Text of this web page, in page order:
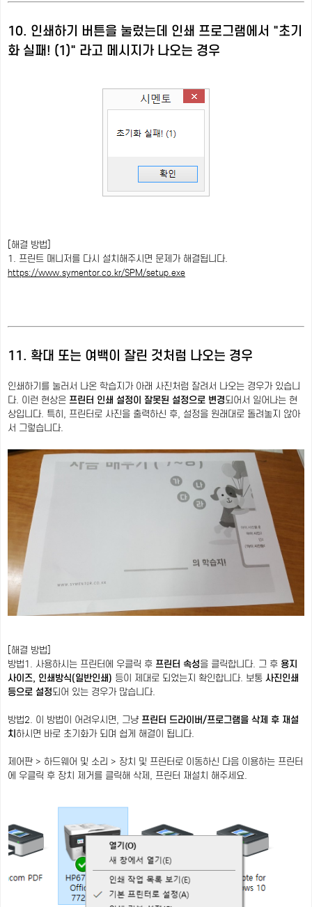
10. 인쇄하기 버튼을 눌렀는데 인쇄 프로그램에서 "초기
화 실패! (1)" 라고 메시지가 나오는 경우
[해결 방법]
1. 프린트 매니저를 다시 설치해주시면 문제가 해결됩니다.
https://www.symentor.co.kr/SPM/setup.exe
11. 확대 또는 여백이 잘린 것처럼 나오는 경우
인쇄하기를 눌러서 나온 학습지가 아래 사진처럼 잘려서 나오는 경우가 있습니
다. 이런 현상은 프린터 인쇄 설정이 잘못된 설정으로 변경되어서 일어나는 현
상입니다. 특히, 프린터로 사진을 출력하신 후, 설정을 원래대로 돌려놓지 않아
서 그렇습니다.
[해결 방법]
방법1. 사용하시는 프린터에 우클릭 후 프린터 속성을 클릭합니다. 그 후 용지
사이즈, 인쇄방식(일반인쇄) 등이 제대로 되었는지 확인합니다. 보통 사진인쇄
등으로 설정되어 있는 경우가 많습니다.
방법2. 이 방법이 어려우시면, 그냥 프린터 드라이버/프로그램을 삭제 후 재설
치 하시면 바로 초기화가 되며 쉽게 해결이 됩니다.
제어판 > 하드웨어 및 소리 > 장치 및 프린터로 이동하신 다음 이용하는 프린터
에 우클릭 후 장치 제거를 클릭해 삭제, 프린터 재설치 해주세요.